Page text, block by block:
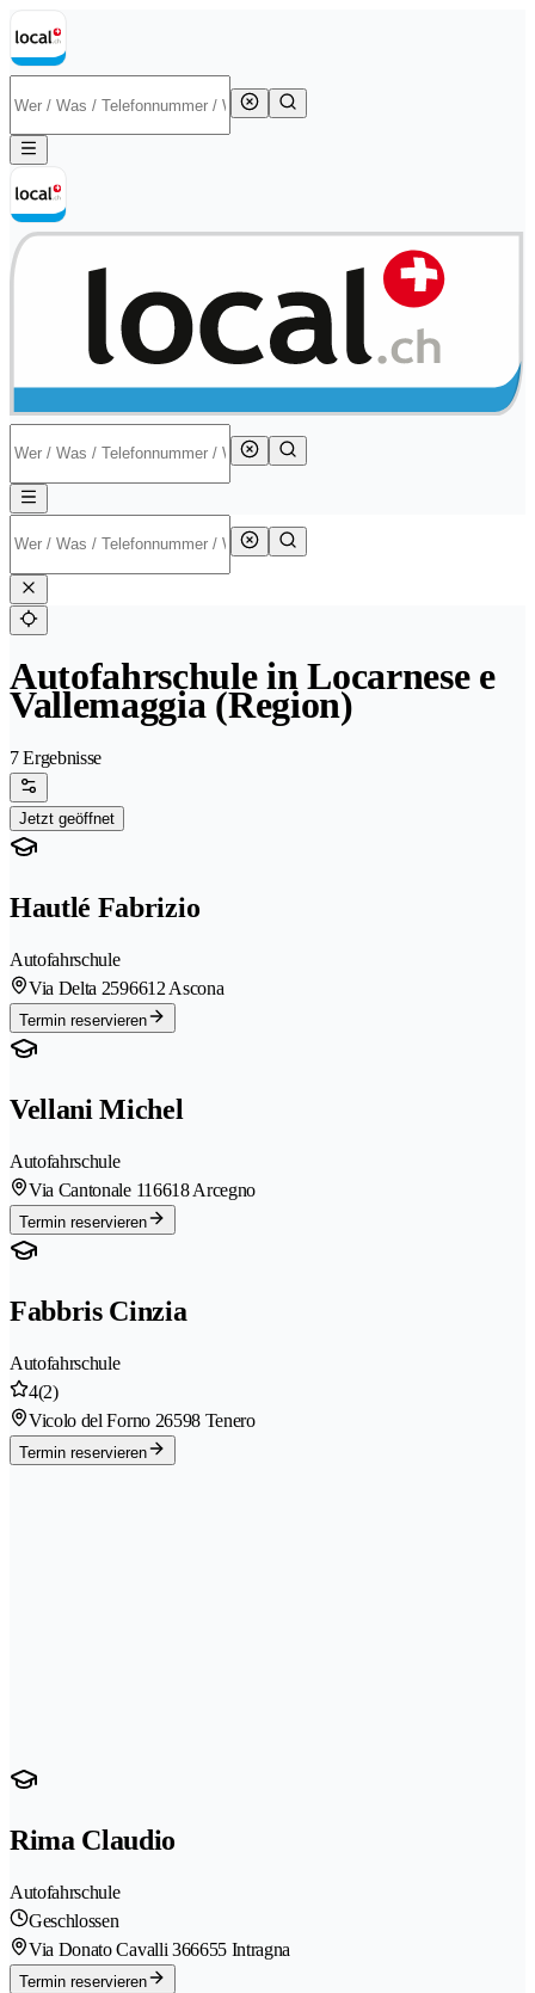
Autofahrschule in Locarnese e
Vallemaggia (Region)
7 Ergebnisse
Jetzt geöffnet
Hautlé Fabrizio
Autofahrschule
Via Delta 2596612 Ascona
Termin reservieren
Vellani Michel
Autofahrschule
Via Cantonale 116618 Arcegno
Termin reservieren
Fabbris Cinzia
Autofahrschule
4(2)
Vicolo del Forno 26598 Tenero
Termin reservieren
Rima Claudio
Autofahrschule
Geschlossen
Via Donato Cavalli 366655 Intragna
Termin reservieren